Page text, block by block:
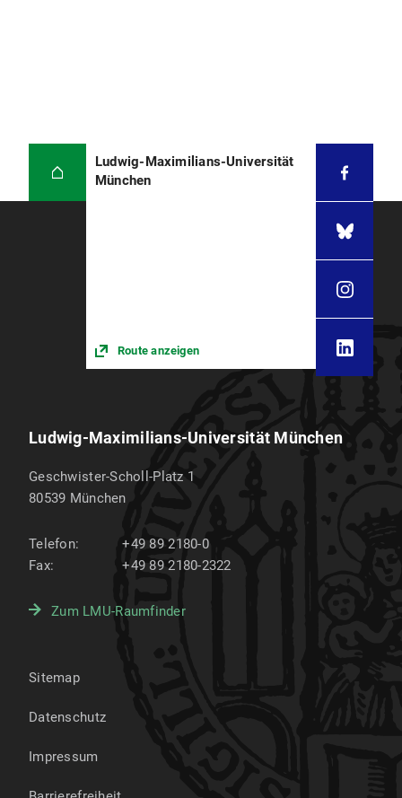
Ludwig-Maximilians-Universität
München
Route anzeigen
Ludwig-Maximilians-Universität München
Geschwister-Scholl-Platz 1
80539 München
Telefon:
+49 89 2180-0
Fax:
+49 89 2180-2322
Zum LMU-Raumfinder
Sitemap
Datenschutz
Impressum